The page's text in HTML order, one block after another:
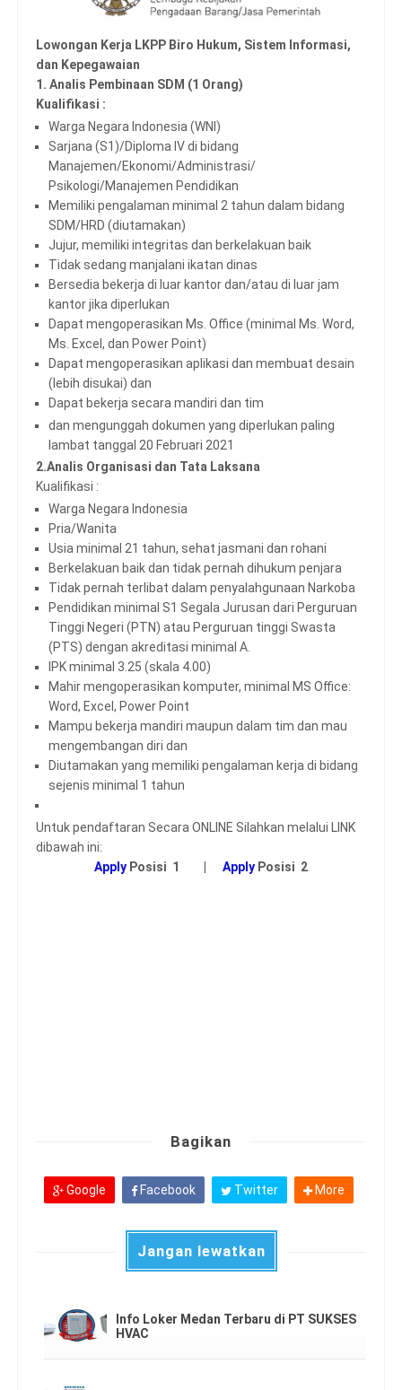
Lowongan Kerja LKPP Biro Hukum, Sistem Informasi,
dan Kepegawaian
1. Analis Pembinaan SDM (1 Orang)
Kualifikasi :
Warga Negara Indonesia (WNI)
Sarjana (S1)/Diploma IV di bidang
Manajemen/Ekonomi/Administrasi/
Psikologi/Manajemen Pendidikan
Memiliki pengalaman minimal 2 tahun dalam bidang
SDM/HRD (diutamakan)
Jujur, memiliki integritas dan berkelakuan baik
Tidak sedang manjalani ikatan dinas
Bersedia bekerja di luar kantor dan/atau di luar jam
kantor jika diperlukan
Dapat mengoperasikan Ms. Office (minimal Ms. Word,
Ms. Excel, dan Power Point)
Dapat mengoperasikan aplikasi dan membuat desain
(lebih disukai) dan
Dapat bekerja secara mandiri dan tim
dan mengunggah dokumen yang diperlukan paling
lambat tanggal 20 Februari 2021
2.Analis Organisasi dan Tata Laksana
Kualifikasi :
Warga Negara Indonesia
Pria/Wanita
Usia minimal 21 tahun, sehat jasmani dan rohani
Berkelakuan baik dan tidak pernah dihukum penjara
Tidak pernah terlibat dalam penyalahgunaan Narkoba
Pendidikan minimal S1 Segala Jurusan dari Perguruan
Tinggi Negeri (PTN) atau Perguruan tinggi Swasta
(PTS) dengan akreditasi minimal A.
IPK minimal 3.25 (skala 4.00)
Mahir mengoperasikan komputer, minimal MS Office:
Word, Excel, Power Point
Mampu bekerja mandiri maupun dalam tim dan mau
mengembangan diri dan
Diutamakan yang memiliki pengalaman kerja di bidang
sejenis minimal 1 tahun
Untuk pendaftaran Secara ONLINE Silahkan melalui LINK
dibawah ini:
Apply Posisi 1 | Apply Posisi 2
Bagikan
Google Facebook Twitter More
Jangan lewatkan
Info Loker Medan Terbaru di PT SUKSES
HVAC